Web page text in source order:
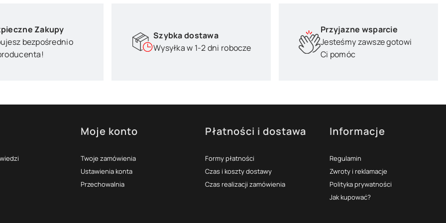
Zakupy
bezpośrednio
Szybka dostawa
Wysyłka w 1-2 dni robocze
Przyjazne wsparcie
Jesteśmy zawsze gotowi
Ci pomóc
Moje konto
Twoje zamówienia
Ustawienia konta
Przechowalnia
Płatności i dostawa
Formy płatności
Czas i koszty dostawy
Czas realizacji zamówienia
Informacje
Regulamin
Zwroty i reklamacje
Polityka prywatności
Jak kupować?